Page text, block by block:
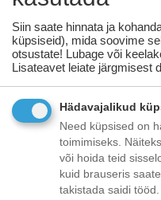
Lisage
Kohaletoimetamine
Tasuta
70.00 euro!
Saatmiskulud kuni 69,99
Venipaki kullerteenus –
Unisend pakiautomaat -
Omniva pakiautomaat -
Siin saate hinnata ja
küpsiseid), mida soovime
otsustate! Lubage või
Lisateavet leiate järgmisest
Hädavajalikud
Need küpsised on
toimimiseks.
või hoida teid
kuid brauseris
takistada saidi tööd.